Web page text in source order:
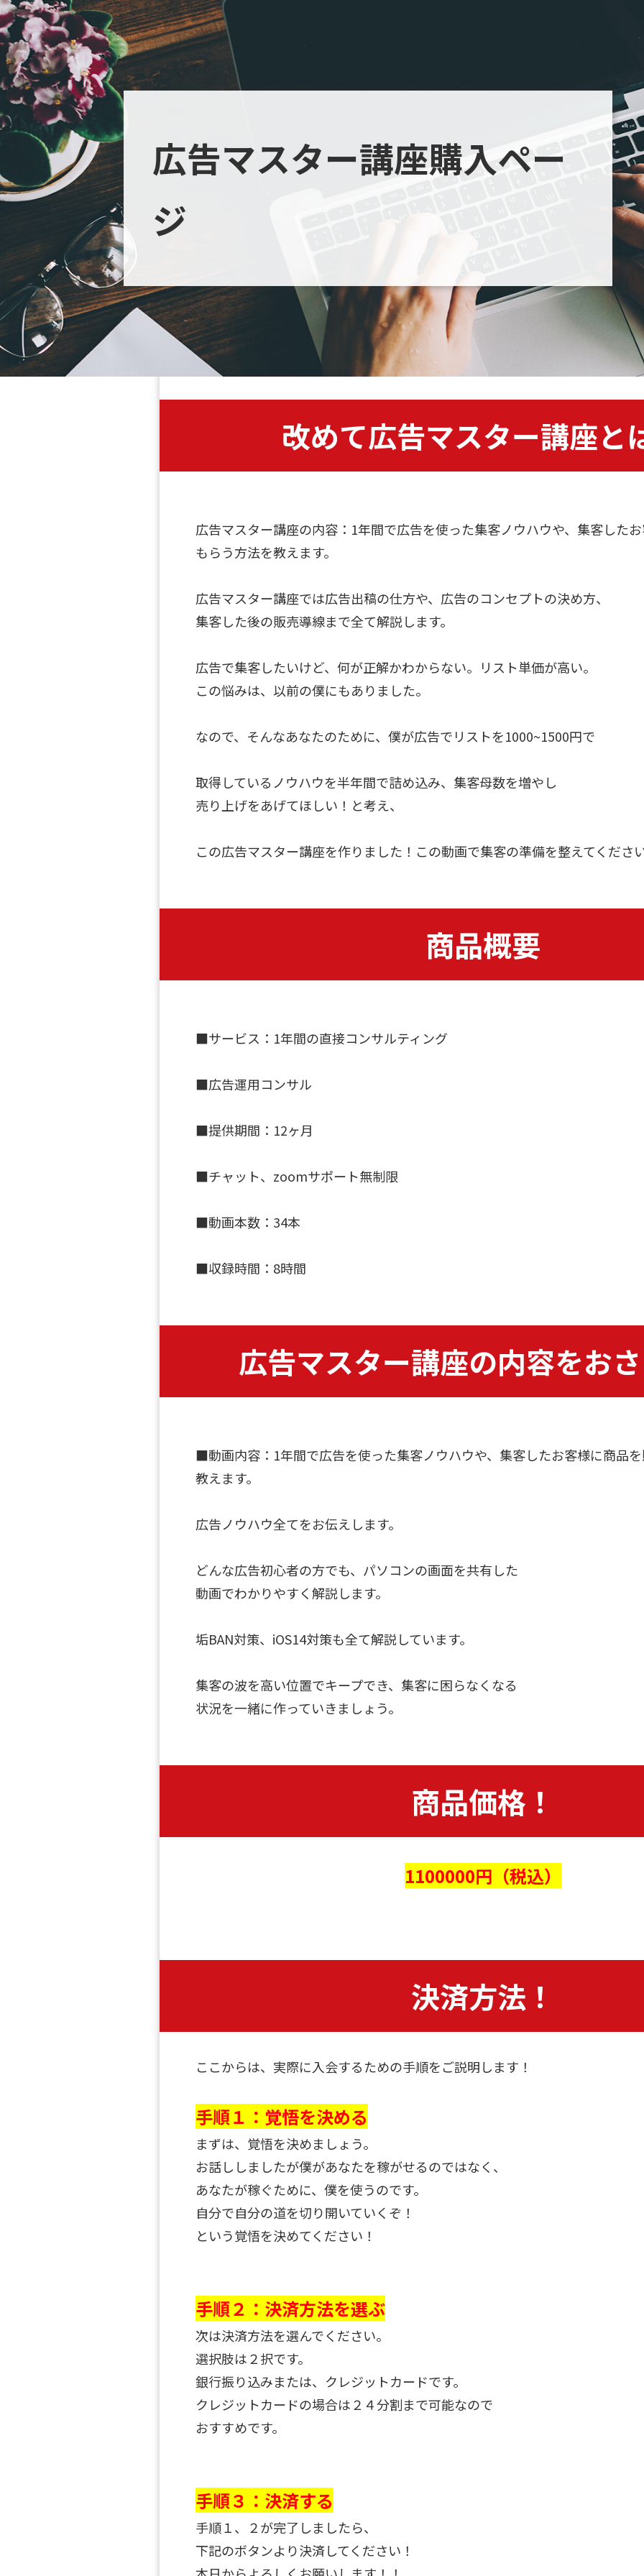
広告マスター講座購入ペー
ジ
改めて広告マスター講座と
広告マスター講座の内容：1年間で広告を使った集客ノウハウや、集客した
もらう方法を教えます。
広告マスター講座では広告出稿の仕方や、広告のコンセプトの決め方、
集客した後の販売導線まで全て解説します。
広告で集客したいけど、何が正解かわからない。リスト単価が高い。
この悩みは、以前の僕にもありました。
なので、そんなあなたのために、僕が広告でリストを1000~1500円で
取得しているノウハウを半年間で詰め込み、集客母数を増やし
売り上げをあげてほしい！と考え、
この広告マスター講座を作りました！この動画で集客の準備を整えてくださ
商品概要
■サービス：1年間の直接コンサルティング
■広告運用コンサル
■提供期間：12ヶ月
■チャット、zoomサポート無制限
■動画本数：34本
■収録時間：8時間
広告マスター講座の内容をお
■動画内容：1年間で広告を使った集客ノウハウや、集客したお客様に商品
教えます。
広告ノウハウ全てをお伝えします。
どんな広告初心者の方でも、パソコンの画面を共有した
動画でわかりやすく解説します。
垢BAN対策、iOS14対策も全て解説しています。
集客の波を高い位置でキープでき、集客に困らなくなる
状況を一緒に作っていきましょう。
商品価格！
1100000円（税込）
決済方法！
ここからは、実際に入会するための手順をご説明します！
手順１：覚悟を決める
まずは、覚悟を決めましょう。
お話ししましたが僕があなたを稼がせるのではなく、
あなたが稼ぐために、僕を使うのです。
自分で自分の道を切り開いていくぞ！
という覚悟を決めてください！
手順２：決済方法を選ぶ
次は決済方法を選んでください。
選択肢は２択です。
銀行振り込みまたは、クレジットカードです。
クレジットカードの場合は２４分割まで可能なので
おすすめです。
手順３：決済する
手順１、２が完了しましたら、
下記のボタンより決済してください！